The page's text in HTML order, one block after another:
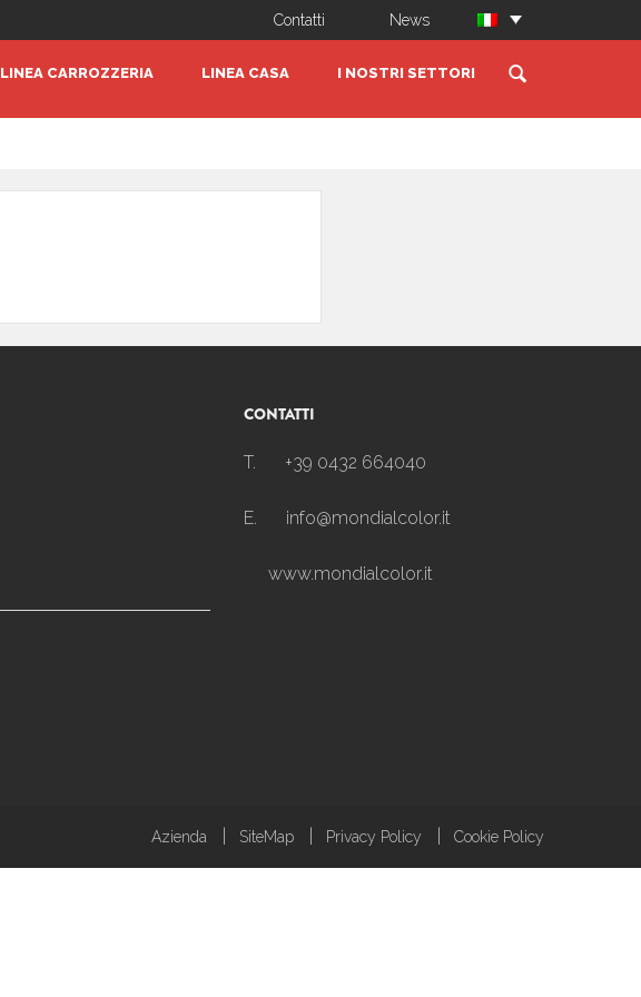
Contatti News
LINEA CARROZZERIA LINEA CASA I NOSTRI SETTORI
CONTATTI
T. +39 0432 664040
E. info@mondialcolor.it
www.mondialcolor.it
Azienda SiteMap Privacy Policy Cookie Policy